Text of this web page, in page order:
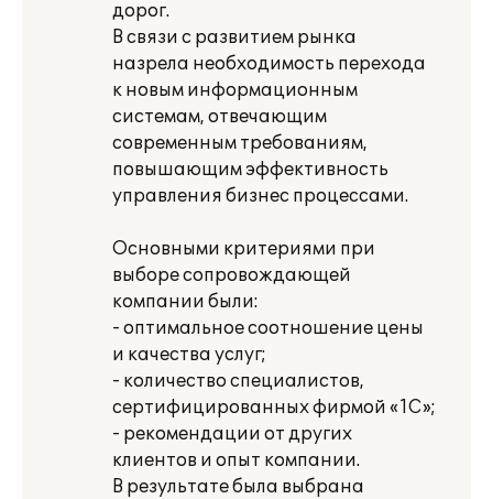
дорог.
В связи с развитием рынка
назрела необходимость перехода
к новым информационным
системам, отвечающим
современным требованиям,
повышающим эффективность
управления бизнес процессами.
Основными критериями при
выборе сопровождающей
компании были:
- оптимальное соотношение цены
и качества услуг;
- количество специалистов,
сертифицированных фирмой «1С»;
- рекомендации от других
клиентов и опыт компании.
В результате была выбрана